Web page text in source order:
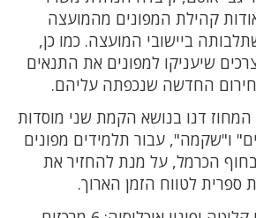
קהילת המפונים מהמועצה
ביישובי המועצה. כמו כן,
שיעניקו למפונים את התנאים
החדשה שנכפתה עליהם.
דנו בנושא הקמת שני מוסדות
ו"שקמה", עבור תלמידים מפונים
בחוף הכרמל, על מנת להחזיר את
ספרית לטווח הזמן הארוך.